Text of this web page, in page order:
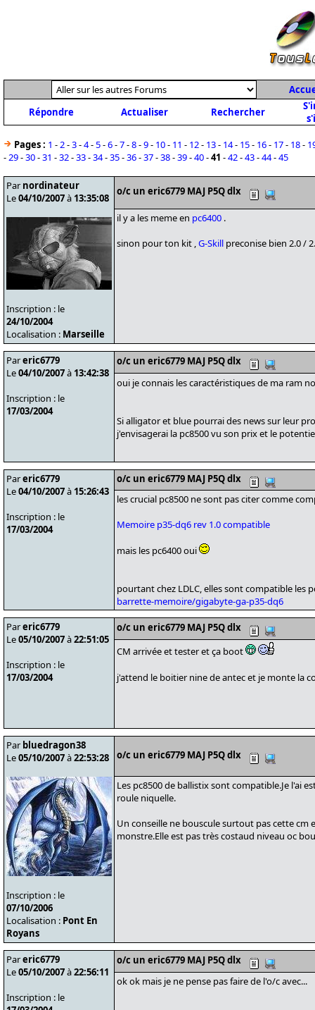
Répondre
Actualiser Rechercher
Pages : 1 -2-3-4-5-6-7-8-9- 10- 11 - 12- 13- 14- 15- 16- 17- 18-
-29-30-31 -32-33-34-35-36-37-38-39-40-41 -42-43-44-45
Par nordinateur
Le04/10/2007à 13:35:08
Inscription : le
24/10/2004
Localisation : Marseille
o/c un eric6779 MAJ P5Q dlx
il y a les meme en pc6400 .
sinon pour ton kit ,G-Skill preconise bien 2.0 /
Pareric6779
Le04/10/2007à 13:42:38
Inscription : le
17/03/2004
o/c un eric6779 MAJ P5Q dlx
oui je connais les caractéristiques de ma ram
Si alligator et blue pourrai des news sur leur
j'envisagerai la pc8500 vu son prix et le
Pareric6779
Le04/10/2007à 15:26:43
Inscription : le
17/03/2004
o/c un eric6779 MAJ P5Q dlx
les crucial pc8500 ne sont pas citer comme
Memoire p35-dq6 rev 1.0 compatible
mais les pc6400 oui
pourtant chez LDLC, elles sont compatible les
barrette-memoire/gigabyte-ga-p35-dq6
Pareric6779
Le05/10/2007à22:51:05
Inscription : le
17/03/2004
o/c un eric6779 MAJ P5Q dlx
CM arrivée et tester et ça boot
j'attend le boitier nine de antec et je monte la
Par bluedragon38
Le05/10/2007à22:53:28
Inscription : le
07/10/2006
Localisation : Pont En
Royans
o/c un eric6779 MAJ P5Q dlx
Les pc8500 de ballistix sont compatible.Je l'ai
roule niquelle.
Un conseille ne bouscule surtout pas cette cm
monstre.Elle est pas très costaud niveau oc
Pareric6779
Le05/10/2007à22:56:11
Inscription : le
o/c un eric6779 MAJ P5Q dlx
ok ok mais je ne pense pas faire de l'o/c avec...